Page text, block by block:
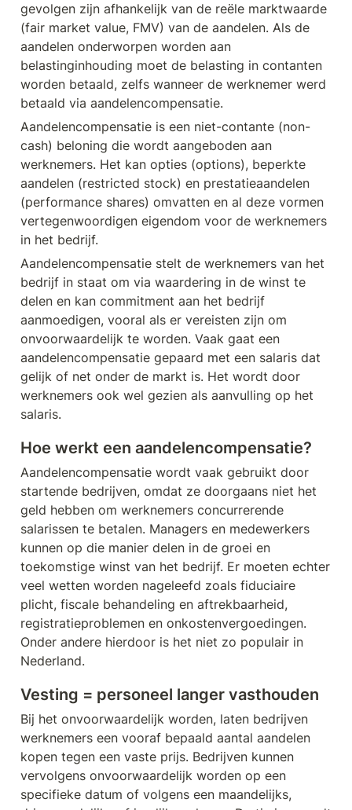
gevolgen zijn afhankelijk van de reële marktwaarde
(fair market value, FMV) van de aandelen. Als de
aandelen onderworpen worden aan
belastinginhouding moet de belasting in contanten
worden betaald, zelfs wanneer de werknemer werd
betaald via aandelencompensatie.
Aandelencompensatie is een niet-contante (non-
cash) beloning die wordt aangeboden aan
werknemers. Het kan opties (options), beperkte
aandelen (restricted stock) en prestatieaandelen
(performance shares) omvatten en al deze vormen
vertegenwoordigen eigendom voor de werknemers
in het bedrijf.
Aandelencompensatie stelt de werknemers van het
bedrijf in staat om via waardering in de winst te
delen en kan commitment aan het bedrijf
aanmoedigen, vooral als er vereisten zijn om
onvoorwaardelijk te worden. Vaak gaat een
aandelencompensatie gepaard met een salaris dat
gelijk of net onder de markt is. Het wordt door
werknemers ook wel gezien als aanvulling op het
salaris.
Hoe werkt een aandelencompensatie?
Aandelencompensatie wordt vaak gebruikt door
startende bedrijven, omdat ze doorgaans niet het
geld hebben om werknemers concurrerende
salarissen te betalen. Managers en medewerkers
kunnen op die manier delen in de groei en
toekomstige winst van het bedrijf. Er moeten echter
veel wetten worden nageleefd zoals fiduciaire
plicht, fiscale behandeling en aftrekbaarheid,
registratieproblemen en onkostenvergoedingen.
Onder andere hierdoor is het niet zo populair in
Nederland.
Vesting = personeel langer vasthouden
Bij het onvoorwaardelijk worden, laten bedrijven
werknemers een vooraf bepaald aantal aandelen
kopen tegen een vaste prijs. Bedrijven kunnen
vervolgens onvoorwaardelijk worden op een
specifieke datum of volgens een maandelijks,